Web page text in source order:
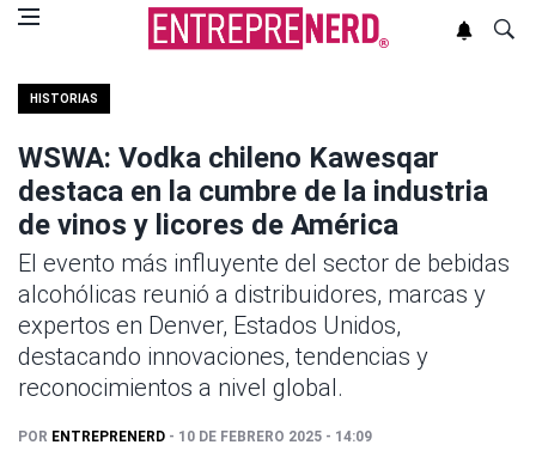
HISTORIAS
WSWA: Vodka chileno Kawesqar
destaca en la cumbre de la industria
de vinos y licores de América
El evento más influyente del sector de bebidas
alcohólicas reunió a distribuidores, marcas y
expertos en Denver, Estados Unidos,
destacando innovaciones, tendencias y
reconocimientos a nivel global.
POR ENTREPRENERD - 10 DE FEBRERO 2025 - 14:09